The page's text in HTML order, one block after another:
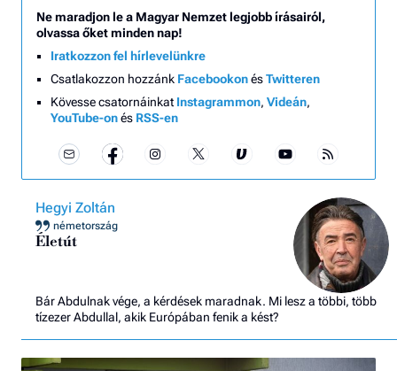
Ne maradjon le a Magyar Nemzet legjobb írásairól,
olvassa őket minden nap!
Iratkozzon fel hírlevelünkre
Csatlakozzon hozzánk FacebookonésTwitteren
Kövesse csatornáinkat Instagrammon, Videán,
YouTube-onés RSS-en
Hegyi Zoltán
németország
Életút
Bár Abdulnak vége, a kérdések maradnak. Mi lesz a többi, több
tízezer Abdullal, akik Európában fenik a kést?